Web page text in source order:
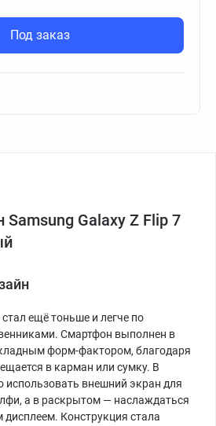
Под заказ
Galaxy Z Flip 7
ещё тоньше и легче по
Смартфон выполнен в
форм-фактором, благодаря
в карман или сумку. В
внешний экран для
а в раскрытом — наслаждаться
Конструкция стала